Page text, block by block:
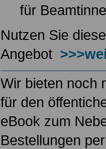
für
Nutzen Sie
Angebot
Wir bieten noch
für den
eBook zum
Bestellungen